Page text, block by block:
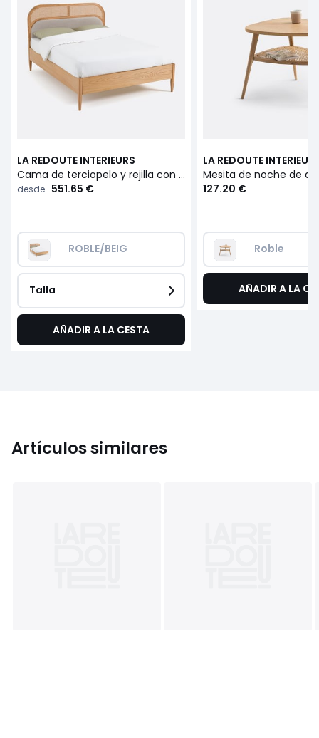
LA REDOUTE INTERIEURS
Cama de terciopelo y rejilla con somier Buisseau
desde 551.65 €
ROBLE/BEIG
Talla
AÑADIR A LA CESTA
LA REDOUTE
127.20 €
Roble
AÑADIR A LA
Artículos similares